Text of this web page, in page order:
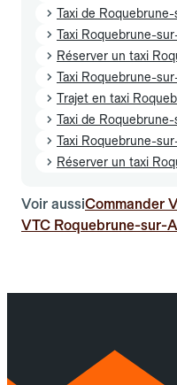
Taxi de
Taxi Roquebrune-
Réserver un taxi
Taxi Roquebrune-
Trajet en taxi
Taxi de
Taxi Roquebrune-
Réserver un taxi
Voir aussiCommander
VTC Roquebrune-sur-